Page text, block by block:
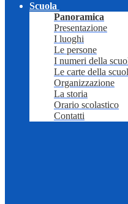
Scuola
Panoramica
Presentazione
I luoghi
Le persone
I numeri della
Le carte della
Organizzazione
La storia
Orario scolastico
Contatti